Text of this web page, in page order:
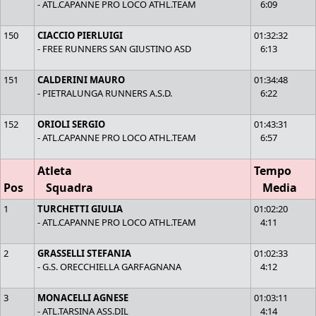
- ATL.CAPANNE PRO LOCO ATHL.TEAM
6:09
150
CIACCIO PIERLUIGI
- FREE RUNNERS SAN GIUSTINO ASD
01:32:32
6:13
151
CALDERINI MAURO
- PIETRALUNGA RUNNERS A.S.D.
01:34:48
6:22
152
ORIOLI SERGIO
- ATL.CAPANNE PRO LOCO ATHL.TEAM
01:43:31
6:57
Pos
Atleta
Squadra
Tempo
Media
1
TURCHETTI GIULIA
- ATL.CAPANNE PRO LOCO ATHL.TEAM
01:02:20
4:11
2
GRASSELLI STEFANIA
- G.S. ORECCHIELLA GARFAGNANA
01:02:33
4:12
3
MONACELLI AGNESE
- ATL.TARSINA ASS.DIL
01:03:11
4:14